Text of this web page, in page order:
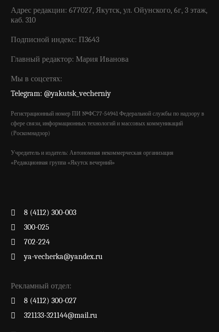
Адрес редакции: 677027, Якутск, ул. Ойунского, 6г, 3 этаж,
каб. 310
Подписной индекс: П3643
Главный редактор: Мария Иванова
Мы в соцсетях:
Telegram: @yakutsk_vecherniy
Регистрационный номер ПИ №ФС77-54941 Федеральной службы по надзору в
сфере связи, информационных технологий и массовых коммуникаций
(Роскомнадзор)
Учредитель и издатель: Автономная некоммерческая организация
«Редакционная группа «Якутск вечерний»
8 (4112) 300-003
300-025
702-224
ya-vecherka@yandex.ru
Рекламный отдел:
8 (4112) 300-027
321133-321144@mail.ru